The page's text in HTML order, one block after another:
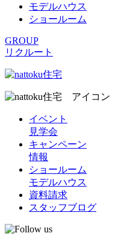
モデルハウス
ショールーム
GROUP
リクルート
イベント
見学会
キャンペーン
情報
ショールーム
モデルハウス
資料請求
スタッフブログ